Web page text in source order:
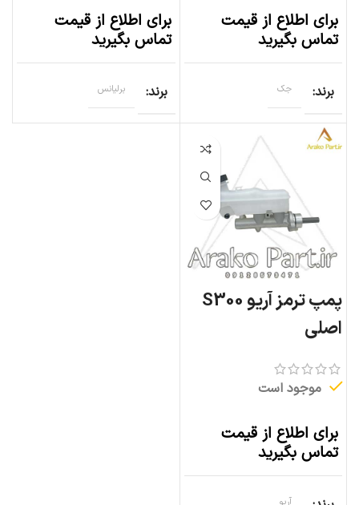
برای اطلاع از قیمت
تماس بگیرید
برند جک
برای اطلاع از قیمت
تماس بگیرید
برند برلیانس
پمپ ترمز آریو S300
اصلی
موجود است
برای اطلاع از قیمت
تماس بگیرید